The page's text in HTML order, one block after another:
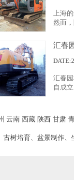
展示一
上海
然而
汇春
汇春
自成
云南 西藏 陕西 甘肃
树培育、盆景制作